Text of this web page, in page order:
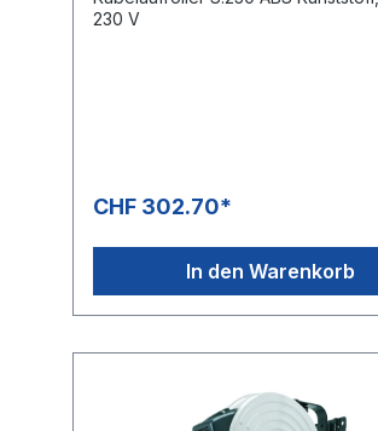
230 V
CHF 302.70*
In den Warenkorb